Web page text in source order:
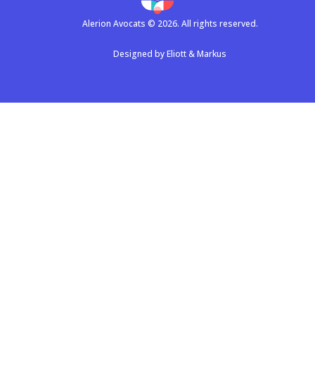
Alerion Avocats © 2026. All rights reserved.
Designed byEliott & Markus